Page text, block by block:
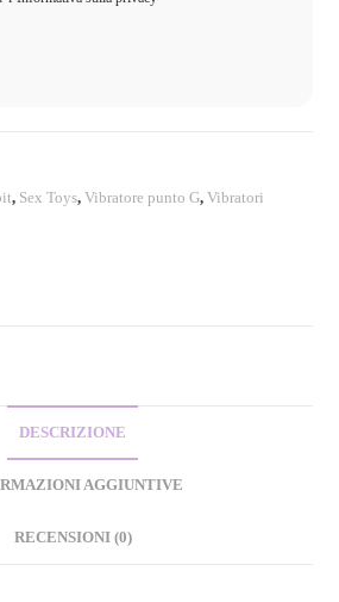
, Sex Toys,Vibratore punto G,Vibratori
DESCRIZIONE
AGGIUNTIVE
RECENSIONI (0)